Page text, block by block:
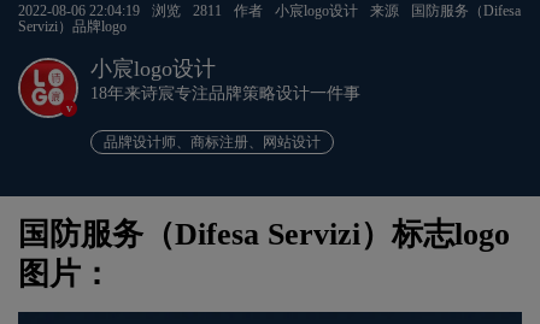
2022-08-06 22:04:19 浏览 2811 作者 小宸logo设计 来源
国防服务（Difesa
Servizi）品牌logo
v
小宸logo设计
18年来诗宸专注品牌策略设计一件事
品牌设计师、商标注册、网站设计
国防服务（Difesa Servizi）标志logo
图片：